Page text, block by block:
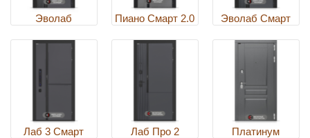
Эволаб Пиано Смарт 2.0 Эволаб Смарт
Лаб 3 Смарт Лаб Про 2 Платинум